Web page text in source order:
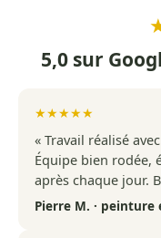
5,0 sur
★★★★★
« Travail réalisé
Équipe bien rodée,
après chaque jour.
Pierre M. ·